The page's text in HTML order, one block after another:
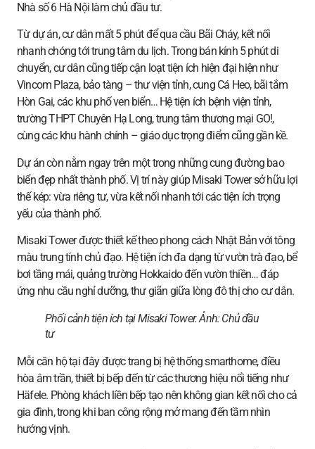
Nhà số 6 Hà Nội làm chủ đầu tư.
Từ dự án, cư dân mất 5 phút để qua cầu Bãi Cháy, kết nối
nhanh chóng tới trung tâm du lịch. Trong bán kính 5 phút di
chuyển, cư dân cũng tiếp cận loạt tiện ích hiện đại hiện như
Vincom Plaza, bảo tàng – thư viện tỉnh, cung Cá Heo, bãi tắm
Hòn Gai, các khu phố ven biển… Hệ tiện ích bệnh viện tỉnh,
trường THPT Chuyên Hạ Long, trung tâm thương mại GO!,
cùng các khu hành chính – giáo dục trọng điểm cũng gần kề.
Dự án còn nằm ngay trên một trong những cung đường bao
biển đẹp nhất thành phố. Vị trí này giúp Misaki Tower sở hữu lợi
thế kép: vừa riêng tư, vừa kết nối nhanh tới các tiện ích trọng
yếu của thành phố.
Misaki Tower được thiết kế theo phong cách Nhật Bản với tông
màu trung tính chủ đạo. Hệ tiện ích đa dạng từ vườn trà đạo, bể
bơi tầng mái, quảng trường Hokkaido đến vườn thiền… đáp
ứng nhu cầu nghỉ dưỡng, thư giãn giữa lòng đô thị cho cư dân.
Phối cảnh tiện ích tại Misaki Tower. Ảnh:Chủ đầu
tư
Mỗi căn hộ tại đây được trang bị hệ thống smarthome, điều
hòa âm trần, thiết bị bếp đến từ các thương hiệu nổi tiếng như
Häfele. Phòng khách liền bếp tạo nên không gian kết nối cho cả
gia đình, trong khi ban công rộng mở mang đến tầm nhìn
hướng vịnh.